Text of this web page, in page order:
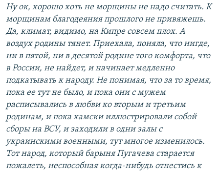
Ну ок, хорошо хоть не морщины не надо считать. К
морщинам благодеяния прошлого не привяжешь.
Да, климат, видимо, на Кипре совсем плох. А
воздух родины тянет. Приехала, поняла, что нигде,
ни в пятой, ни в десятой родине того комфорта, что
в России, не найдет, и начинает медленно
подкатывать к народу. Не понимая, что за то время,
пока ее тут не было, и пока они с мужем
расписывались в любви ко вторым и третьим
родинам, и пока хамски иллюстрировали собой
сборы на ВСУ, и заходили в одни залы с
украинскими военными, тут многое изменилось.
Тот народ, который барыня Пугачева старается
пожалеть, неспособная когда-нибудь отнестись к